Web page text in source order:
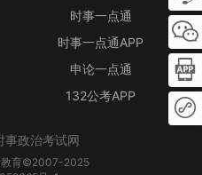
时事一点通
时事一点通APP
申论一点通
132公考APP
事政治考试网
教育©2007-2025